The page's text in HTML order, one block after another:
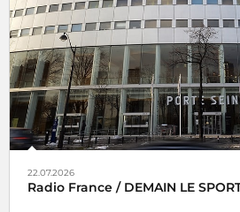
22.07.2026
Radio France / DEMAIN LE